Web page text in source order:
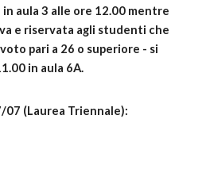
aula 3 alle ore 12.00 mentre
e riservata agli studenti che
pari a 26 o superiore - si
in aula 6A.
(Laurea Triennale):